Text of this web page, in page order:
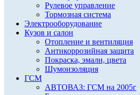
Рулевое управление
Тормозная система
Электрооборудование
Кузов и салон
Отопление и вентиляция
Антикоррозийная защита
Покраска, эмали, цвета
Шумоизоляция
ГСМ
АВТОВАЗ: ГСМ на 2005г